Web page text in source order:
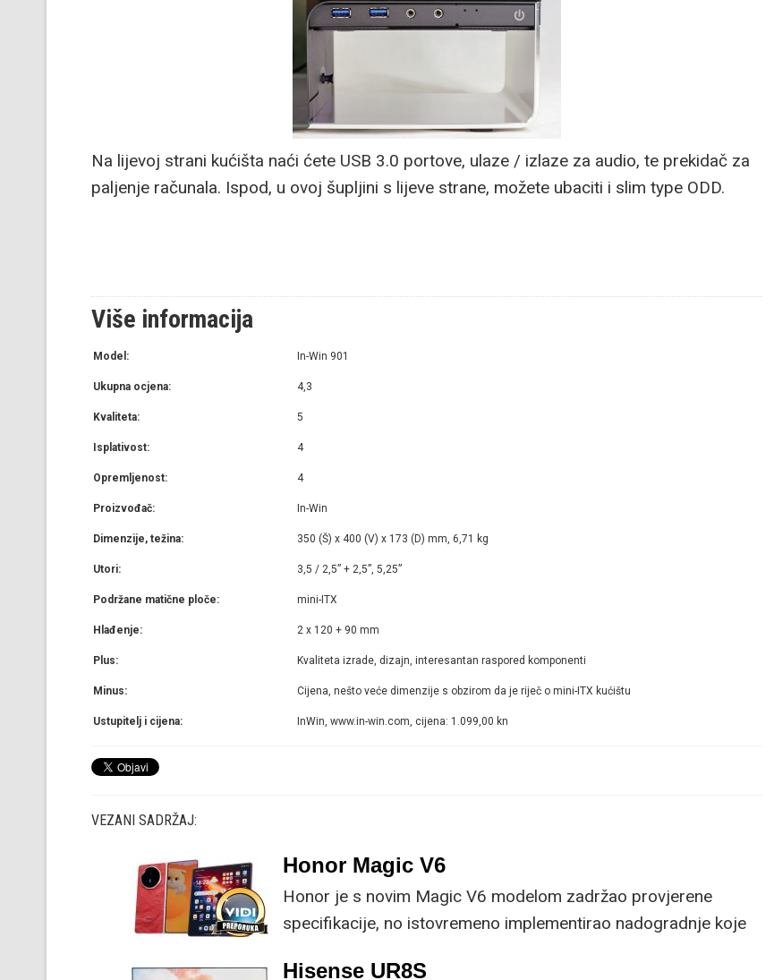
Na lijevoj strani kućišta naći ćete USB 3.0 portove, ulaze / izlaze za audio, te prekidač za
paljenje računala. Ispod, u ovoj šupljini s lijeve strane, možete ubaciti i slim type ODD.
Više informacija
Model: In-Win 901
Ukupna ocjena: 4,3
Kvaliteta: 5
Isplativost: 4
Opremljenost: 4
Proizvođač: In-Win
Dimenzije, težina: 350 (Š) x 400 (V) x 173 (D) mm, 6,71 kg
Utori: 3,5 / 2,5” + 2,5”, 5,25”
Podržane matične ploče: mini-ITX
Hlađenje: 2 x 120 + 90 mm
Plus: Kvaliteta izrade, dizajn, interesantan raspored komponenti
Minus: Cijena, nešto veće dimenzije s obzirom da je riječ o mini-ITX kućištu
Ustupitelj i cijena: InWin, www.in-win.com, cijena: 1.099,00 kn
VEZANI SADRŽAJ:
Honor Magic V6
Honor je s novim Magic V6 modelom zadržao provjerene
specifikacije, no istovremeno implementirao nadogradnje koje
Hisense UR8S